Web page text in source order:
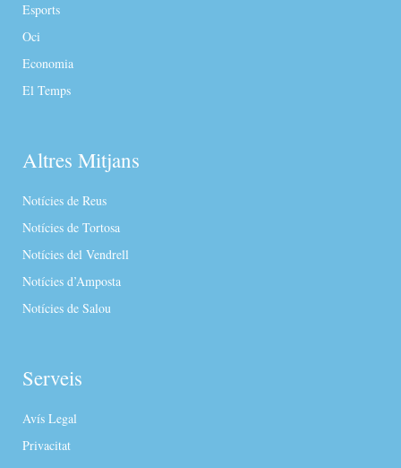
Esports
Oci
Economia
El Temps
Altres Mitjans
Notícies de Reus
Notícies de Tortosa
Notícies del Vendrell
Notícies d’Amposta
Notícies de Salou
Serveis
Avís Legal
Privacitat